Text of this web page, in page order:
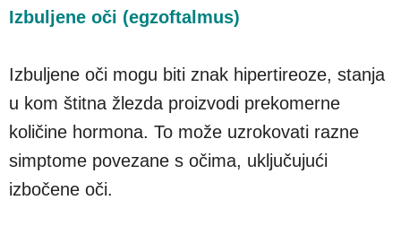
Izbuljene oči (egzoftalmus)
Izbuljene oči mogu biti znak hipertireoze, stanja
u kom štitna žlezda proizvodi prekomerne
količine hormona. To može uzrokovati razne
simptome povezane s očima, uključujući
izbočene oči.